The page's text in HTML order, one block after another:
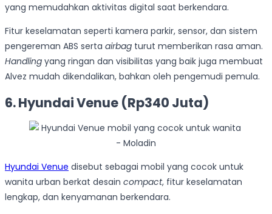
yang memudahkan aktivitas digital saat berkendara.
Fitur keselamatan seperti kamera parkir, sensor, dan sistem
pengereman ABS serta airbag turut memberikan rasa aman.
Handling yang ringan dan visibilitas yang baik juga membuat
Alvez mudah dikendalikan, bahkan oleh pengemudi pemula.
6. Hyundai Venue (Rp340 Juta)
Hyundai Venue disebut sebagai mobil yang cocok untuk
wanita urban berkat desain compact, fitur keselamatan
lengkap, dan kenyamanan berkendara.